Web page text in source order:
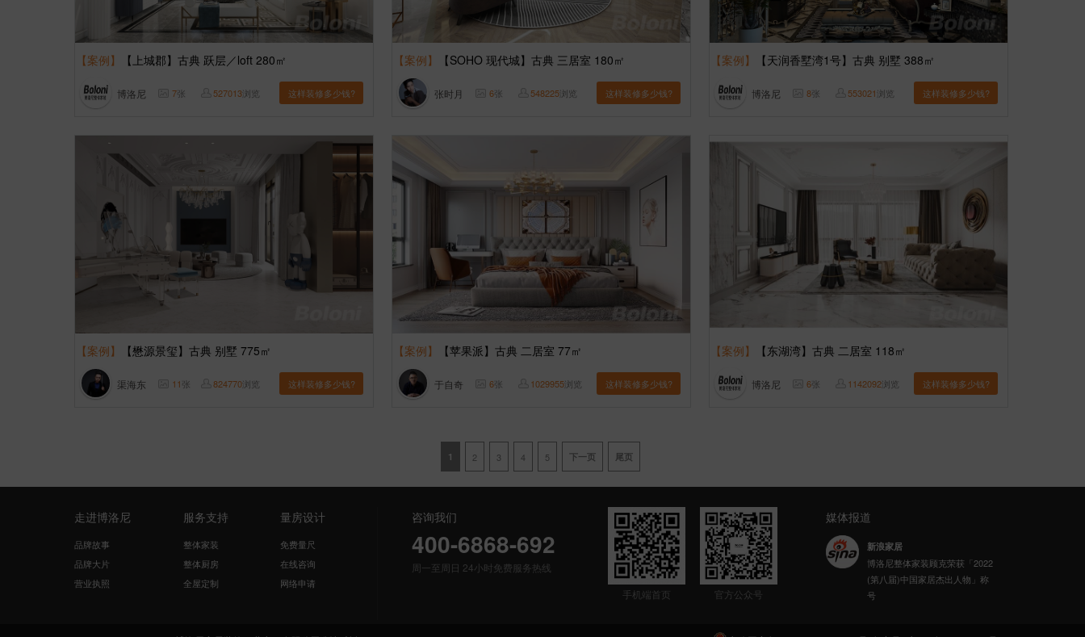
【案例】 【上城郡】古典 跃层／loft 280㎡
博洛尼 7张 527013浏览 这样装修多少钱?
【案例】 【SOHO 现代城】古典 三居室 180㎡
张时月 6张 548225浏览 这样装修多少钱?
【案例】 【天润香墅湾1号】古典 别墅 388㎡
博洛尼 8张 553021浏览 这样装修多少钱?
【案例】 【懋源景玺】古典 别墅 775㎡
渠海东 11张 824770浏览 这样装修多少钱?
【案例】 【苹果派】古典 二居室 77㎡
于自奇 6张 1029955浏览 这样装修多少钱?
【案例】 【东湖湾】古典 二居室 118㎡
博洛尼 6张 1142092浏览 这样装修多少钱?
1 2 3 4 5 下一页 尾页
走进博洛尼
品牌故事
品牌大片
营业执照
服务支持
整体家装
整体厨房
全屋定制
量房设计
免费量尺
在线咨询
网络申请
咨询我们
400-6868-692
周一至周日 24小时免费服务热线
手机端首页
官方公众号
媒体报道
新浪家居
博洛尼整体家装顾克荣获「2022
(第八届)中国家居杰出人物」称
号
乐居财经
博洛尼整体家装荣获“2023年家居
高质量发展典范企业”